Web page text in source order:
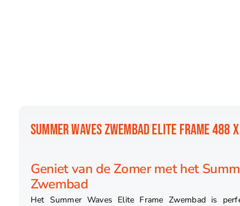
SUMMER WAVES ZWEMBAD ELITE FRAME 488
Geniet van de Zomer met het
Zwembad
Het Summer Waves Elite Frame Zwembad is